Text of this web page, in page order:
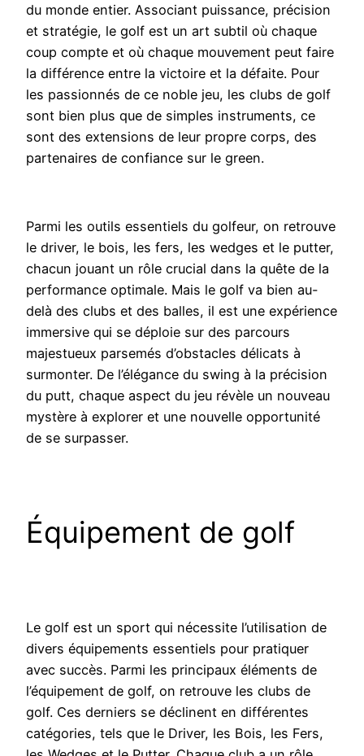
du monde entier. Associant puissance, précision
et stratégie, le golf est un art subtil où chaque
coup compte et où chaque mouvement peut faire
la différence entre la victoire et la défaite. Pour
les passionnés de ce noble jeu, les clubs de golf
sont bien plus que de simples instruments, ce
sont des extensions de leur propre corps, des
partenaires de confiance sur le green.
Parmi les outils essentiels du golfeur, on retrouve
le driver, le bois, les fers, les wedges et le putter,
chacun jouant un rôle crucial dans la quête de la
performance optimale. Mais le golf va bien au-
delà des clubs et des balles, il est une expérience
immersive qui se déploie sur des parcours
majestueux parsemés d’obstacles délicats à
surmonter. De l’élégance du swing à la précision
du putt, chaque aspect du jeu révèle un nouveau
mystère à explorer et une nouvelle opportunité
de se surpasser.
Équipement de golf
Le golf est un sport qui nécessite l’utilisation de
divers équipements essentiels pour pratiquer
avec succès. Parmi les principaux éléments de
l’équipement de golf, on retrouve les clubs de
golf. Ces derniers se déclinent en différentes
catégories, tels que le Driver, les Bois, les Fers,